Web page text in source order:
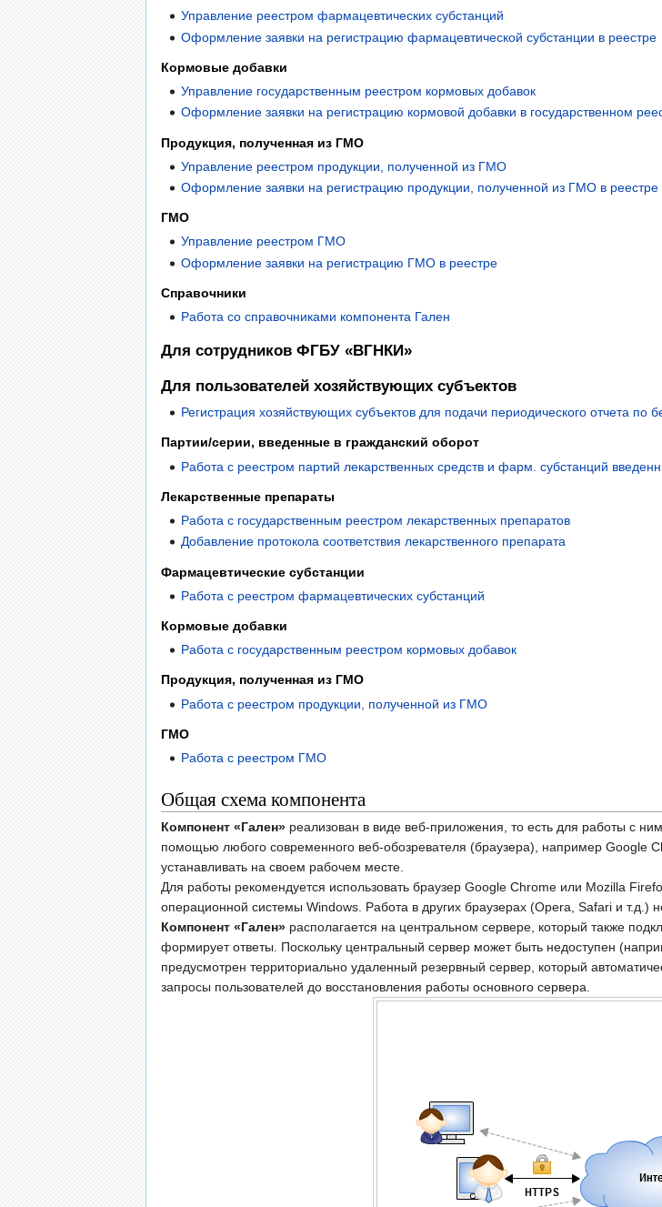
Управление реестром фармацевтических субстанций
Оформление заявки на регистрацию фармацевтической субстанции в реестре
Кормовые добавки
Управление государственным реестром кормовых добавок
Оформление заявки на регистрацию кормовой добавки в государственном
Продукция, полученная из ГМО
Управление реестром продукции, полученной из ГМО
Оформление заявки на регистрацию продукции, полученной из ГМО в реестре
ГМО
Управление реестром ГМО
Оформление заявки на регистрацию ГМО в реестре
Справочники
Работа со справочниками компонента Гален
Для сотрудников ФГБУ «ВГНКИ»
Для пользователей хозяйствующих субъектов
Регистрация хозяйствующих субъектов для подачи периодического отчета по
Партии/серии, введенные в гражданский оборот
Работа с реестром партий лекарственных средств и фарм. субстанций
Лекарственные препараты
Работа с государственным реестром лекарственных препаратов
Добавление протокола соответствия лекарственного препарата
Фармацевтические субстанции
Работа с реестром фармацевтических субстанций
Кормовые добавки
Работа с государственным реестром кормовых добавок
Продукция, полученная из ГМО
Работа с реестром продукции, полученной из ГМО
ГМО
Работа с реестром ГМО
Общая схема компонента
Компонент «Гален» реализован в виде веб-приложения, то есть для работы с
помощью любого современного веб-обозревателя (браузера), например Google
устанавливать на своем рабочем месте.
Для работы рекомендуется использовать браузер Google Chrome или Mozilla
операционной системы Windows. Работа в других браузерах (Opera, Safari и т.д.)
Компонент «Гален» располагается на центральном сервере, который также
формирует ответы. Поскольку центральный сервер может быть недоступен
предусмотрен территориально удаленный резервный сервер, который
запросы пользователей до восстановления работы основного сервера.